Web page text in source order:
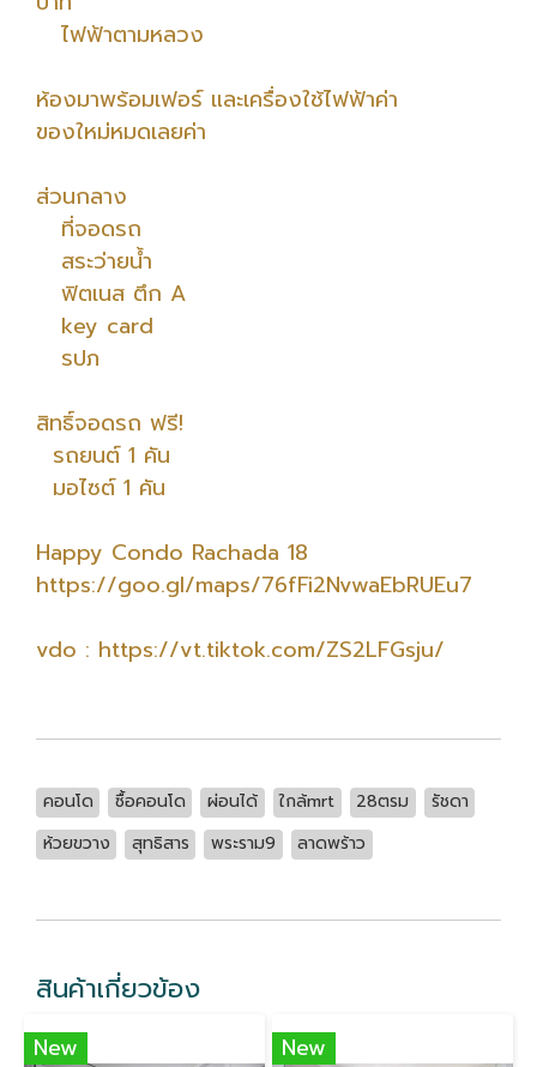
ไฟฟ้าตามหลวง
ห้องมาพร้อมเฟอร์ และเครื่องใช้ไฟฟ้าค่า
ของใหม่หมดเลยค่า
ส่วนกลาง
ที่จอดรถ
สระว่ายน้ำ
ฟิตเนส ตึก A
key card
รปภ
สิทธิ์จอดรถ ฟรี!
รถยนต์ 1 คัน
มอไซต์ 1 คัน
Happy Condo Rachada 18
https://goo.gl/maps/76fFi2NvwaEbRUEu7
vdo : https://vt.tiktok.com/ZS2LFGsju/
คอนโด ซื้อคอนโด ผ่อนได้ ใกล้mrt 28ตรม
รัชดา
ห้วยขวาง
สุทธิสาร พระราม9 ลาดพร้าว
สินค้าเกี่ยวข้อง
New New